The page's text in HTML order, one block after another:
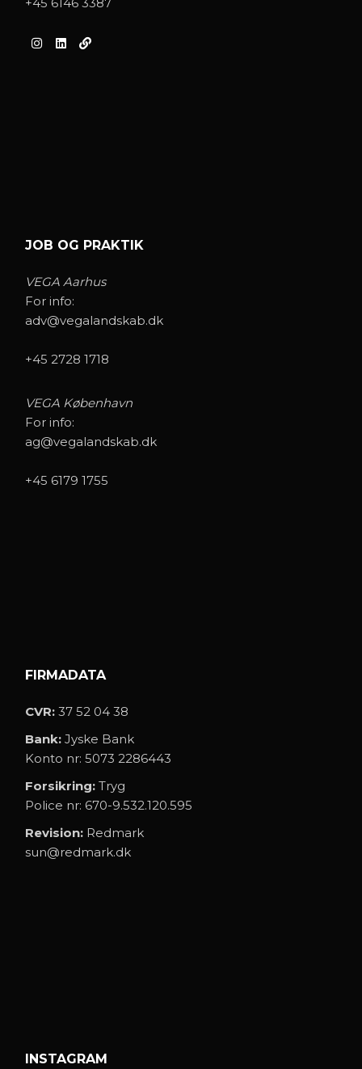
JOB OG PRAKTIK
VEGA Aarhus
For info:
adv@vegalandskab.dk
+45 2728 1718
VEGA København
For info:
ag@vegalandskab.dk
+45 6179 1755
FIRMADATA
CVR: 37 52 04 38
Bank: Jyske Bank
Konto nr: 5073 2286443
Forsikring: Tryg
Police nr: 670-9.532.120.595
Revision: Redmark
sun@redmark.dk
INSTAGRAM